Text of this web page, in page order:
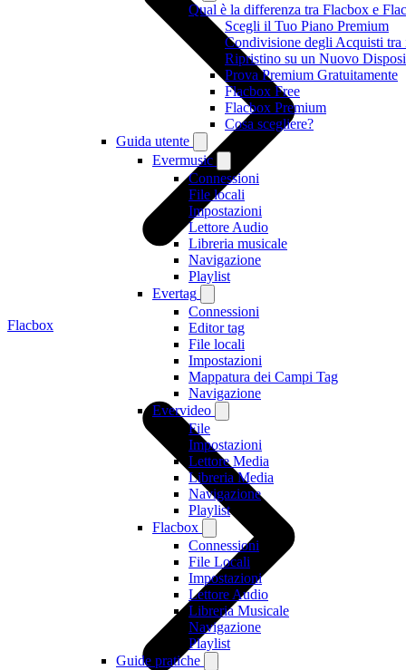
Qual è la differenza tra Flacbox e
Scegli il Tuo Piano Premium
Condivisione degli Acquisti tra
Ripristino su un Nuovo
Prova Premium Gratuitamente
Flacbox Free
Flacbox Premium
Cosa scegliere?
Guida utente
Evermusic
Connessioni
File locali
Impostazioni
Lettore Audio
Libreria musicale
Navigazione
Playlist
Evertag
Connessioni
Editor tag
File locali
Impostazioni
Mappatura dei Campi Tag
Navigazione
Evervideo
File
Impostazioni
Lettore Media
Libreria Media
Navigazione
Playlist
Flacbox
Connessioni
File Locali
Impostazioni
Lettore Audio
Libreria Musicale
Navigazione
Playlist
Guide pratiche
Flacbox